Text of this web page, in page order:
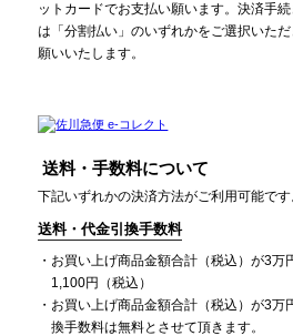
ットカードでお支払い願います。決済手
は「分割払い」のいずれかをご選択いた
願いいたします。
送料・手数料について
下記いずれかの決済方法がご利用可能です
送料・代金引換手数料
お買い上げ商品金額合計（税込）が3万
1,100円（税込）
お買い上げ商品金額合計（税込）が3万
換手数料は無料とさせて頂きます。